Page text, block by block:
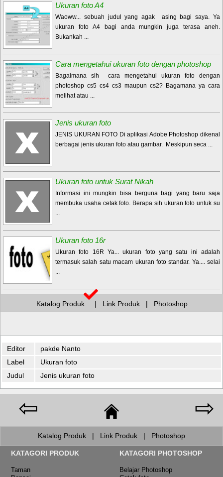
Ukuran foto A4
Waoww... sebuah judul yang agak asing bagi saya. Ya
ukuran foto A4 bagi anda mungkin juga terasa aneh.
Bukankah ...
Cara mengetahui ukuran foto dengan photoshop
Bagaimana sih cara mengetahui ukuran foto dengan
photoshop cs5 cs4 cs3 maupun cs2? Bagamana ya cara
melihat atau ...
Jenis ukuran foto
JENIS UKURAN FOTO Di aplikasi Adobe Photoshop dikenal
berbagai jenis ukuran foto atau gambar. Meskipun seca ...
Ukuran foto untuk Surat Nikah
Informasi ini mungkin bisa berguna bagi yang baru saja
membuka usaha cetak foto. Berapa sih ukuran foto untuk su
Ukuran foto 16r
Ukuran foto 16R Ya... ukuran foto yang satu ini adalah
termasuk salah satu macam ukuran foto standar. Ya.... selai
Katalog Produk | Link Produk | Photoshop
Editor
pakde Nanto
Label
Ukuran foto
Judul
Jenis ukuran foto
⇦ ⇨
Katalog Produk | Link Produk | Photoshop
KATAGORI PRODUK KATAGORI PHOTOSHOP
Taman
Belajar Photoshop